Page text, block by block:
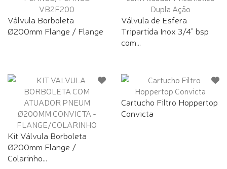
Válvula Borboleta
Ø200mm Flange / Flange
Válvula de Esfera
Tripartida Inox 3/4" bsp
com...
Kit Válvula Borboleta
Ø200mm Flange /
Colarinho...
Cartucho Filtro Hoppertop
Convicta